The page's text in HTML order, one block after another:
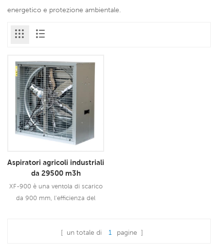
energetico e protezione ambientale.
Aspiratori agricoli industriali
da 29500 m3h
XF-900 è una ventola di scarico
da 900 mm, l'efficienza del
sono ampiamente utilizzati
[ un totale di 1 pagine ]